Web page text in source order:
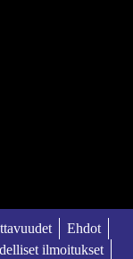
Ehdot
ilmoitukset